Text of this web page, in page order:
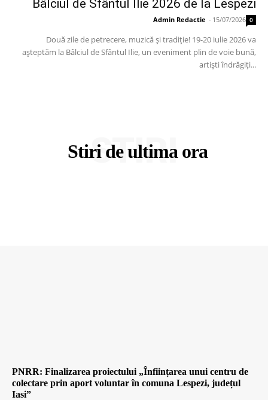
Bâlciul de Sfântul Ilie 2026 de la Lespezi
Admin Redactie - 15/07/2026 0
Două zile de petrecere, muzică și tradiție! 19-20 iulie 2026 va
așteptăm la Bâlciul de Sfântul Ilie, un eveniment plin de voie bună,
artiști îndrăgiți...
Stiri de ultima ora
STIRI
PNRR: Finalizarea proiectului „Înființarea unui centru de
colectare prin aport voluntar în comuna Lespezi, județul
Iasi”